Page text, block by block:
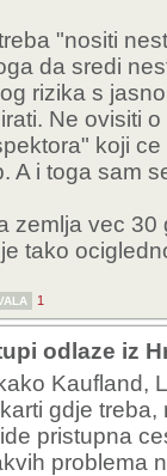
"nositi
da sredi
rizika s
Ne ovisiti
koji
A i toga sam
zemlja vec
tako
1
odlaze iz
Kaufland,
gdje
pristupna
problema